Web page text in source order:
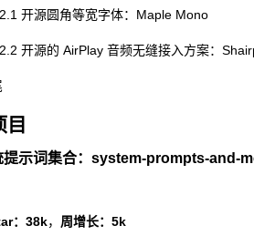
2.1 开源圆角等宽字体：Maple Mono
2.2 开源的 AirPlay 音频无缝接入方案：
提示词集合：system-prompts-and-
：38k， 周增长：5k